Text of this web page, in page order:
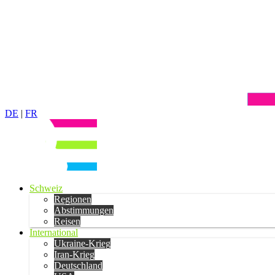
DE | FR
Schweiz
Regionen
Abstimmungen
Reisen
International
Ukraine-Krieg
Iran-Krieg
Deutschland